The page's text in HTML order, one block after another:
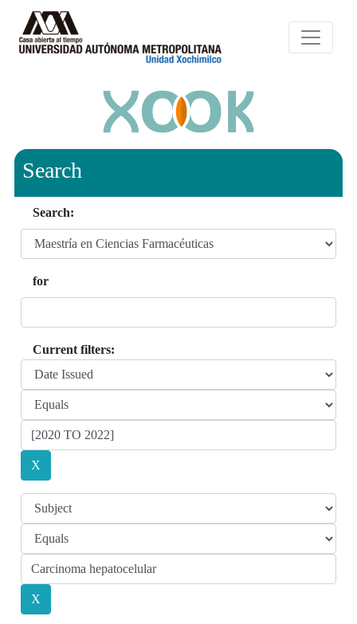
Search
Search:
for
Current filters: